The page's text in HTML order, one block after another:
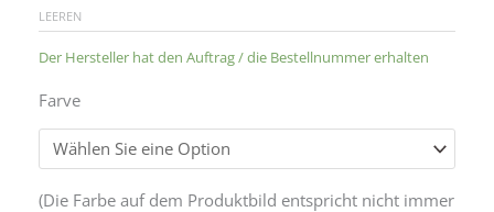
LEEREN
Der Hersteller hat den Auftrag / die Bestellnummer erhalten
Farve
Alternative:
(Die Farbe auf dem Produktbild entspricht nicht immer